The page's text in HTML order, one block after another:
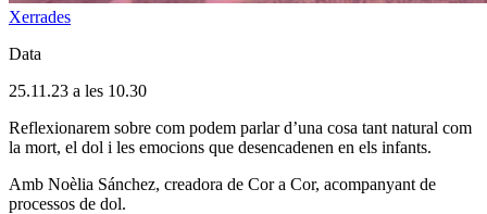
Xerrades
Data
25.11.23 a les 10.30
Reflexionarem sobre com podem parlar d’una cosa tant natural com
la mort, el dol i les emocions que desencadenen en els infants.
Amb Noèlia Sánchez, creadora de Cor a Cor, acompanyant de
processos de dol.